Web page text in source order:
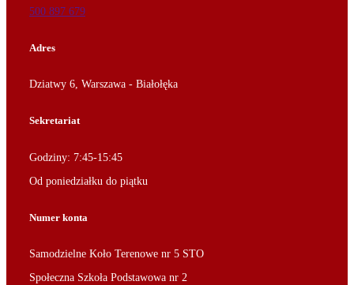
500 897 679
Adres
Dziatwy 6, Warszawa - Białołęka
Sekretariat
Godziny: 7:45-15:45
Od poniedziałku do piątku
Numer konta
Samodzielne Koło Terenowe nr 5 STO
Społeczna Szkoła Podstawowa nr 2